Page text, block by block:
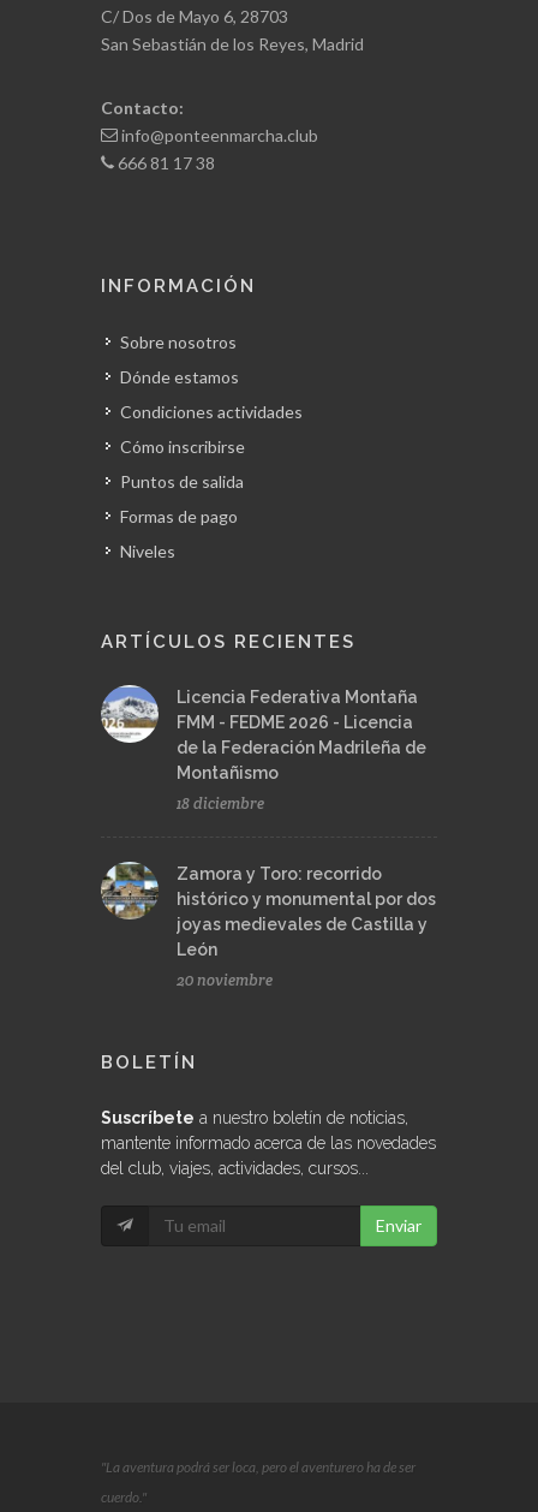
C/ Dos de Mayo 6, 28703
San Sebastián de los Reyes, Madrid
Contacto:
info@ponteenmarcha.club
666 81 17 38
INFORMACIÓN
Sobre nosotros
Dónde estamos
Condiciones actividades
Cómo inscribirse
Puntos de salida
Formas de pago
Niveles
ARTÍCULOS RECIENTES
Licencia Federativa Montaña
FMM - FEDME 2026 - Licencia
de la Federación Madrileña de
Montañismo
18 diciembre
Zamora y Toro: recorrido
histórico y monumental por dos
joyas medievales de Castilla y
León
20 noviembre
BOLETÍN
Suscríbete a nuestro boletín de noticias,
mantente informado acerca de las novedades
del club, viajes, actividades, cursos...
Enviar
"La aventura podrá ser loca, pero el aventurero ha de ser
cuerdo."